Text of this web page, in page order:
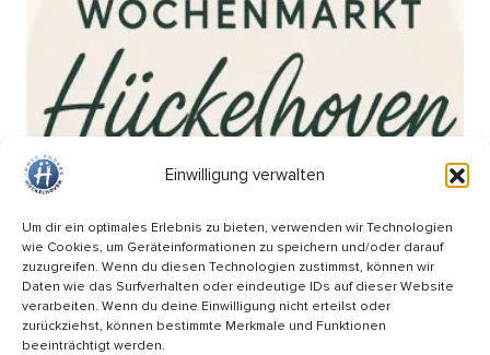
Einwilligung verwalten
Um dir ein optimales Erlebnis zu bieten, verwenden wir Technologien
wie Cookies, um Geräteinformationen zu speichern und/oder darauf
zuzugreifen. Wenn du diesen Technologien zustimmst, können wir
Daten wie das Surfverhalten oder eindeutige IDs auf dieser Website
verarbeiten. Wenn du deine Einwilligung nicht erteilst oder
zurückziehst, können bestimmte Merkmale und Funktionen
beeinträchtigt werden.